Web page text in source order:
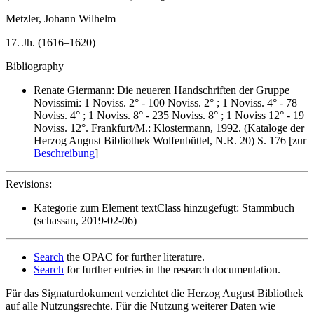
Metzler, Johann Wilhelm
17. Jh. (1616–1620)
Bibliography
Renate Giermann: Die neueren Handschriften der Gruppe
Novissimi: 1 Noviss. 2° - 100 Noviss. 2° ; 1 Noviss. 4° - 78
Noviss. 4° ; 1 Noviss. 8° - 235 Noviss. 8° ; 1 Noviss 12° - 19
Noviss. 12°. Frankfurt/M.: Klostermann, 1992. (Kataloge der
Herzog August Bibliothek Wolfenbüttel, N.R. 20) S. 176 [zur
Beschreibung]
Revisions:
Kategorie zum Element textClass hinzugefügt: Stammbuch
(schassan, 2019-02-06)
Search the OPAC for further literature.
Search for further entries in the research documentation.
Für das Signaturdokument verzichtet die Herzog August Bibliothek
auf alle Nutzungsrechte. Für die Nutzung weiterer Daten wie